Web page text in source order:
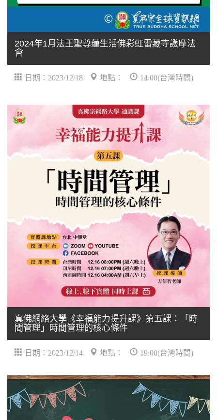
2024年1月法王聖尊蓮生活佛彩虹雷藏寺護摩法
會
日期：2023/12/18 地點： 14:00(台灣時間)
真佛網絡大學《幸福能力提升課》第五課：「時
間管理」時間管理的核心條件
日期：2023/12/14 地點： 19:00(台灣時間)